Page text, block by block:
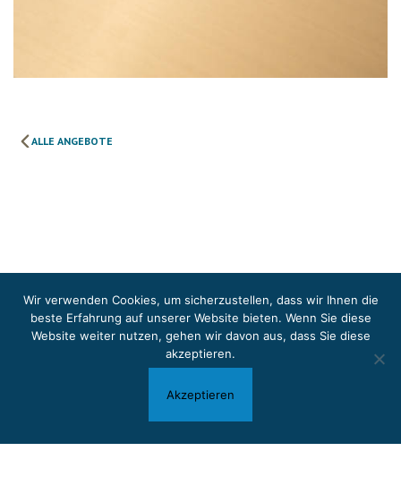
ALLE ANGEBOTE
Wir verwenden Cookies, um sicherzustellen, dass wir Ihnen die
beste Erfahrung auf unserer Website bieten. Wenn Sie diese
Website weiter nutzen, gehen wir davon aus, dass Sie diese
akzeptieren.
Akzeptieren